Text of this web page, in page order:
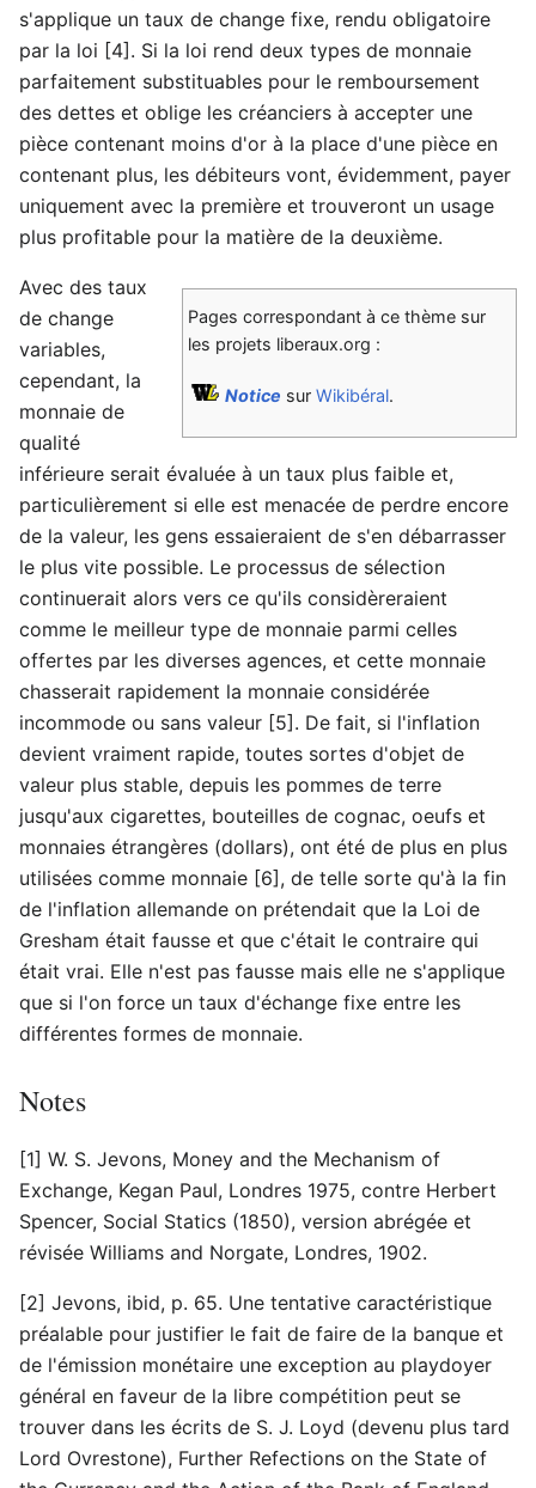
s'applique un taux de change fixe, rendu obligatoire
par la loi [4]. Si la loi rend deux types de monnaie
parfaitement substituables pour le remboursement
des dettes et oblige les créanciers à accepter une
pièce contenant moins d'or à la place d'une pièce en
contenant plus, les débiteurs vont, évidemment, payer
uniquement avec la première et trouveront un usage
plus profitable pour la matière de la deuxième.
Pages correspondant à ce thème sur
les projets liberaux.org :
Notice sur Wikibéral.
Avec des taux
de change
variables,
cependant, la
monnaie de
qualité
inférieure serait évaluée à un taux plus faible et,
particulièrement si elle est menacée de perdre encore
de la valeur, les gens essaieraient de s'en débarrasser
le plus vite possible. Le processus de sélection
continuerait alors vers ce qu'ils considèreraient
comme le meilleur type de monnaie parmi celles
offertes par les diverses agences, et cette monnaie
chasserait rapidement la monnaie considérée
incommode ou sans valeur [5]. De fait, si l'inflation
devient vraiment rapide, toutes sortes d'objet de
valeur plus stable, depuis les pommes de terre
jusqu'aux cigarettes, bouteilles de cognac, oeufs et
monnaies étrangères (dollars), ont été de plus en plus
utilisées comme monnaie [6], de telle sorte qu'à la fin
de l'inflation allemande on prétendait que la Loi de
Gresham était fausse et que c'était le contraire qui
était vrai. Elle n'est pas fausse mais elle ne s'applique
que si l'on force un taux d'échange fixe entre les
différentes formes de monnaie.
Notes
[1] W. S. Jevons, Money and the Mechanism of
Exchange, Kegan Paul, Londres 1975, contre Herbert
Spencer, Social Statics (1850), version abrégée et
révisée Williams and Norgate, Londres, 1902.
[2] Jevons, ibid, p. 65. Une tentative caractéristique
préalable pour justifier le fait de faire de la banque et
de l'émission monétaire une exception au playdoyer
général en faveur de la libre compétition peut se
trouver dans les écrits de S. J. Loyd (devenu plus tard
Lord Ovrestone), Further Refections on the State of